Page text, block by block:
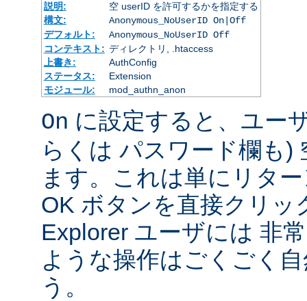
説明:
空 userID を許可するかを指定する
構文:
Anonymous_NoUserID On|Off
デフォルト:
Anonymous_NoUserID Off
コンテキスト: ディレクトリ, .htaccess
上書き:
AuthConfig
ステータス:
Extension
モジュール:
mod_authn_anon
On に設定すると、ユー
らくは パスワード欄も)
ます。これは単にリタ
OK ボタンを直接クリッ
Explorer ユーザには 非
ような操作はごくごく
う。